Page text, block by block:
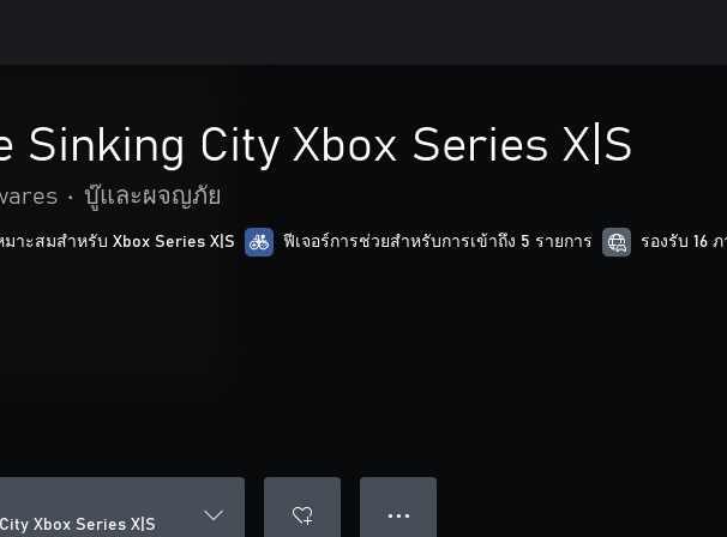
Sinking City Xbox Series X|S
• บู๊และผจญภัย
มาะสมสําหรับ Xbox Series X|S ฟีเจอร์การช่วยสำหรับการเข้าถึง 5 รายการ รองรับ 16
Xbox Series X|S
● ● ●